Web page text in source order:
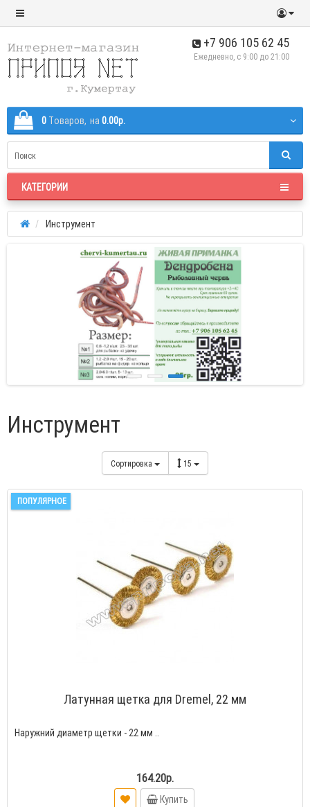
+7 906 105 62 45
Ежедневно, с 9:00 до 21:00
0 Tоваров, на 0.00р.
КАТЕГОРИИ
Инструмент
Инструмент
Сортировка 15
ПОПУЛЯРНОЕ
Латунная щетка для Dremel, 22 мм
Наружний диаметр щетки - 22 мм ..
164.20р.
Купить